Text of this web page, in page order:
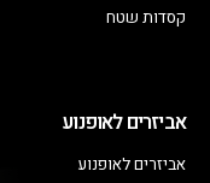
קסדות שטח
אביזרים לאופנוע
אביזרים לאופנוע